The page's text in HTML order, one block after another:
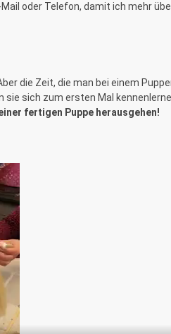
oder Telefon, damit ich mehr
die Zeit, die man bei einem
sich zum ersten Mal
fertigen Puppe herausgehen!